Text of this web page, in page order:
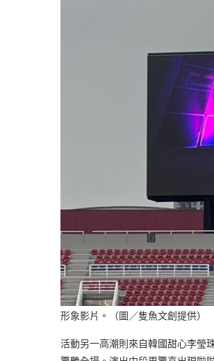
形象影片。（圖／隻魚文創提供）
活動另一高潮則來自韓國甜心李瑩